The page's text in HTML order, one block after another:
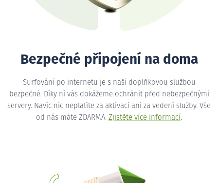
Bezpečné připojení na doma
Surfování po internetu je s naší doplňkovou službou
bezpečné. Díky ní vás dokážeme ochránit před nebezpečnými
servery. Navíc nic neplatíte za aktivaci ani za vedení služby. Vše
od nás máte ZDARMA. Zjistěte více informací.